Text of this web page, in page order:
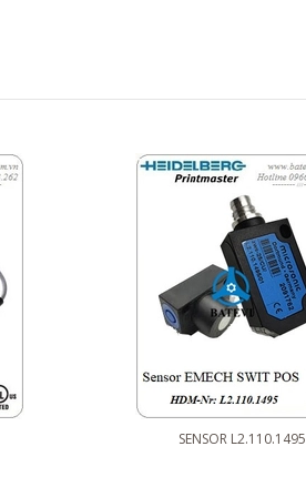
SENSOR L2.110.1495